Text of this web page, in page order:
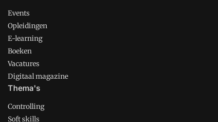
Events
Opleidingen
E-learning
Boeken
Vacatures
Digitaal magazine
Thema's
Controlling
Soft skills